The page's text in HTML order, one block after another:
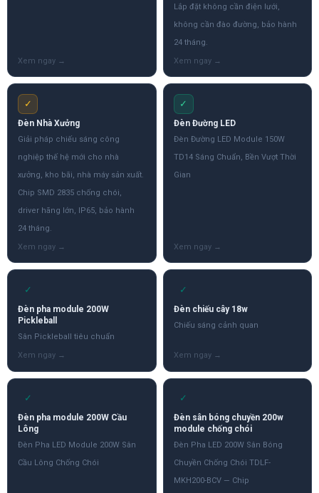
Lắp đặt không cần điện lưới,
không cần đào đường, bảo hành
24 tháng.
✓
Đèn Nhà Xưởng
Giải pháp chiếu sáng công
nghiệp thế hệ mới cho nhà
xưởng, kho bãi, nhà máy sản xuất.
Chip SMD 2835 chống chói,
driver hãng lớn, IP65, bảo hành
24 tháng.
✓
Đèn Đường LED
Đèn Đường LED Module 150W
TD14 Sáng Chuẩn, Bền Vượt Thời
Gian
✓
Đèn pha module 200W
Pickleball
Sân Pickleball tiêu chuẩn
✓
Đèn chiếu cây 18w
Chiếu sáng cảnh quan
✓
Đèn pha module 200W Cầu
Lông
Đèn Pha LED Module 200W Sân
Cầu Lông Chống Chói
✓
Đèn sân bóng chuyền 200w
module chống chói
Đèn Pha LED 200W Sân Bóng
Chuyền Chống Chói TDLF-
MKH200-BCV — Chip